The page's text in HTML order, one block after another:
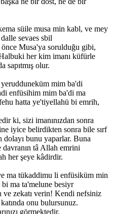
süile musa min kabl, ve mey
sevaes sbil
Musa'ya sorulduğu gibi,
her kim imanı küfürle
sapıtmış olur.
mim ba'di
enfüsihim mim ba'di ma
hatta ye'tiyellahü bi emrih,
ki, sizi imanınızdan sonra
iyice belirdikten sonra bile sırf
dolayı bunu yaparlar. Buna
tâ Allah emrini
her şeye kâdirdir.
ma tükaddimu li enfüsiküm min
ma ta'melune besiyr
ve zekatı verin! Kendi nefsiniz
onu bulursunuz.
görmektedir.